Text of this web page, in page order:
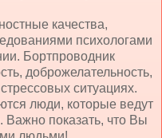
качества,
психологами
Бортпроводник
доброжелательность,
ситуациях.
люди, которые ведут
Важно показать, что Вы